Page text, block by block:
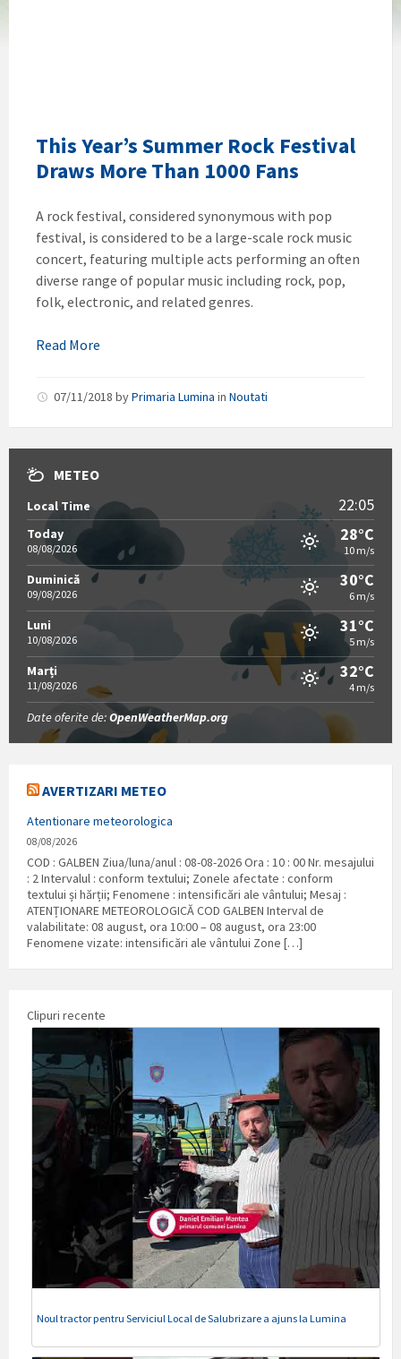
This Year’s Summer Rock Festival
Draws More Than 1000 Fans
A rock festival, considered synonymous with pop
festival, is considered to be a large-scale rock music
concert, featuring multiple acts performing an often
diverse range of popular music including rock, pop,
folk, electronic, and related genres.
Read More
07/11/2018 byPrimaria Lumina in Noutati
METEO
Local Time 22:05
Today
08/08/2026
28°C
10 m/s
Duminică
09/08/2026
30°C
6 m/s
Luni
10/08/2026
31°C
5 m/s
Marți
11/08/2026
32°C
4 m/s
Date oferite de:OpenWeatherMap.org
AVERTIZARI METEO
Atentionare meteorologica
08/08/2026
COD : GALBEN Ziua/luna/anul : 08-08-2026 Ora : 10 : 00 Nr. mesajului
: 2 Intervalul : conform textului; Zonele afectate : conform
textului și hărții; Fenomene : intensificări ale vântului; Mesaj :
ATENȚIONARE METEOROLOGICĂ COD GALBEN Interval de
valabilitate: 08 august, ora 10:00 – 08 august, ora 23:00
Fenomene vizate: intensificări ale vântului Zone […]
Clipuri recente
Noul tractor pentru Serviciul Local de Salubrizare a ajuns la Lumina